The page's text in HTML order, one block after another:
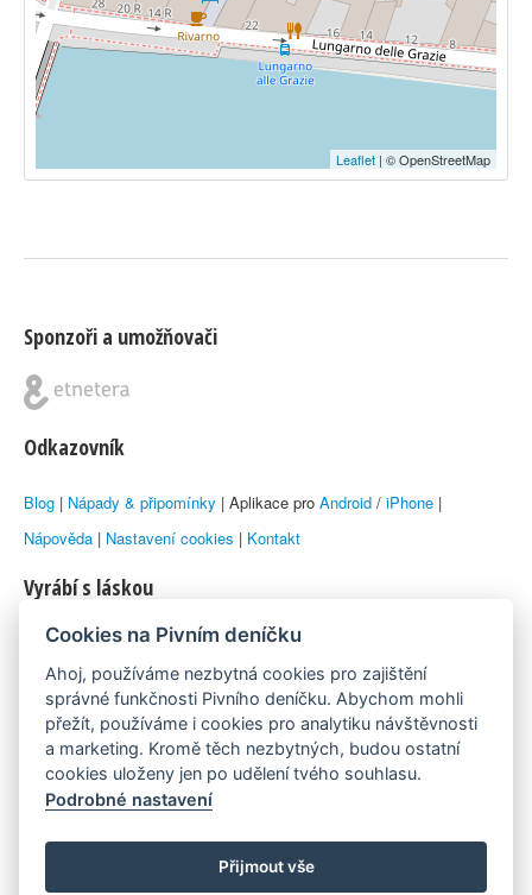
Leaflet | © OpenStreetMap
Sponzoři a umožňovači
Odkazovník
Blog | Nápady & připomínky | Aplikace pro Android / iPhone |
Nápověda | Nastavení cookies | Kontakt
Vyrábí s láskou
© 2010–2026 byLukáš Zemanaka Emka
Máme rádi
Pivní.info
Poznámka pod čarou
Pivní deníček je nezávislý zdroj, který není spjat s žádným
Cookies na Pivním deníčku
Ahoj, používáme nezbytná cookies pro zajištění
správné funkčnosti Pivního deníčku. Abychom mohli
přežít, používáme i cookies pro analytiku návštěvnosti
a marketing. Kromě těch nezbytných, budou ostatní
cookies uloženy jen po udělení tvého souhlasu.
Podrobné nastavení
Přijmout vše